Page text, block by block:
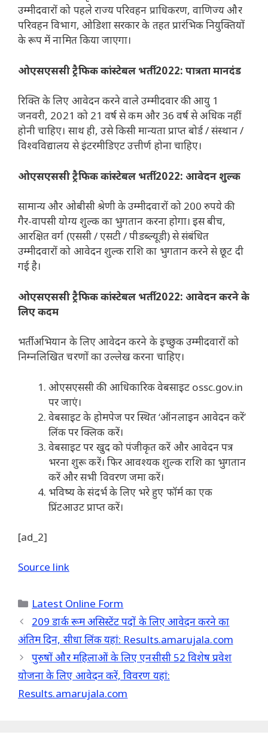
उम्मीदवारों को पहले राज्य परिवहन प्राधिकरण, वाणिज्य और
परिवहन विभाग, ओडिशा सरकार के तहत प्रारंभिक नियुक्तियों
के रूप में नामित किया जाएगा।
ओएसएससी ट्रैफिक कांस्टेबल भर्ती 2022: पात्रता मानदंड
रिक्ति के लिए आवेदन करने वाले उम्मीदवार की आयु 1
जनवरी, 2021 को 21 वर्ष से कम और 36 वर्ष से अधिक नहीं
होनी चाहिए। साथ ही, उसे किसी मान्यता प्राप्त बोर्ड / संस्थान /
विश्वविद्यालय से इंटरमीडिएट उत्तीर्ण होना चाहिए।
ओएसएससी ट्रैफिक कांस्टेबल भर्ती 2022: आवेदन शुल्क
सामान्य और ओबीसी श्रेणी के उम्मीदवारों को 200 रुपये की
गैर-वापसी योग्य शुल्क का भुगतान करना होगा। इस बीच,
आरक्षित वर्ग (एससी / एसटी / पीडब्ल्यूडी) से संबंधित
उम्मीदवारों को आवेदन शुल्क राशि का भुगतान करने से छूट दी
गई है।
ओएसएससी ट्रैफिक कांस्टेबल भर्ती 2022: आवेदन करने के
लिए कदम
भर्ती अभियान के लिए आवेदन करने के इच्छुक उम्मीदवारों को
निम्नलिखित चरणों का उल्लेख करना चाहिए।
ओएसएससी की आधिकारिक वेबसाइट ossc.gov.in
पर जाएं।
वेबसाइट के होमपेज पर स्थित ‘ऑनलाइन आवेदन करें’
लिंक पर क्लिक करें।
वेबसाइट पर खुद को पंजीकृत करें और आवेदन पत्र
भरना शुरू करें। फिर आवश्यक शुल्क राशि का भुगतान
करें और सभी विवरण जमा करें।
भविष्य के संदर्भ के लिए भरे हुए फॉर्म का एक
प्रिंटआउट प्राप्त करें।
[ad_2]
Source link
Categories
Latest Online Form
209 डार्क रूम असिस्टेंट पदों के लिए आवेदन करने का
अंतिम दिन, सीधा लिंक यहां: Results.amarujala.com
पुरुषों और महिलाओं के लिए एनसीसी 52 विशेष प्रवेश
योजना के लिए आवेदन करें, विवरण यहां:
Results.amarujala.com